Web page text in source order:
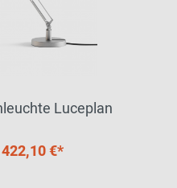
Luceplan
422,10 €*